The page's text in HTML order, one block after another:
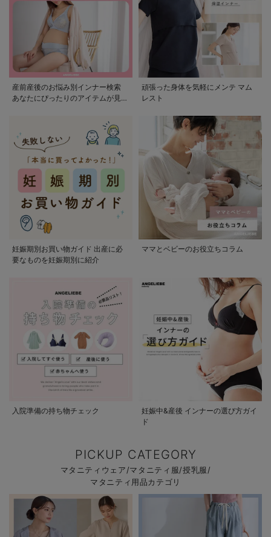
産前産後のお悩み別インナー検索
あなたにぴったりのアイテムが見つ
頑張った身体を気軽にメンテ マム
レスト
妊娠期別お買い物ガイド 出産に必
要なものを妊娠期別に紹介
ママとベビーのお役立ちコラム
入院準備の持ち物チェック
妊娠中&産後 インナーの選び方ガイ
ド
PICKUP CATEGORY
マタニティウェア/マタニティ服/授乳服/
マタニティ用品カテゴリ